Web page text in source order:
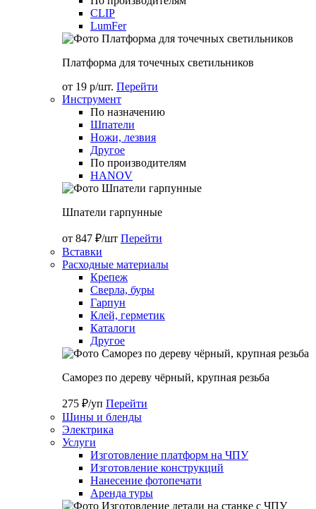
CLIP
LumFer
Платформа для точечных светильников
от 19 р/шт. Перейти
Инструмент
По назначению
Шпатели
Ножи, лезвия
Другое
По производителям
HANOV
Шпатели гарпунные
от 847 ₽/шт Перейти
Вставки
Расходные материалы
Крепеж
Сверла, буры
Гарпун
Клей, герметик
Каталоги
Другое
Саморез по дереву чёрный, крупная резьба
275 ₽/уп Перейти
Шины и бленды
Электрика
Услуги
Изготовление платформ на ЧПУ
Изготовление конструкций
Нанесение фотопечати
Аренда туры